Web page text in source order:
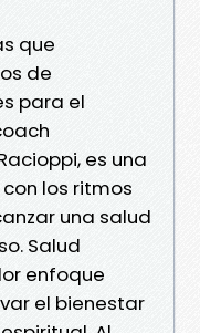
que
de
para el
es una
los ritmos
una salud
Salud
enfoque
el bienestar